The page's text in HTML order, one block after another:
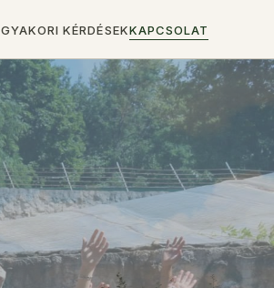
GYAKORI KÉRDÉSEKKAPCSOLAT